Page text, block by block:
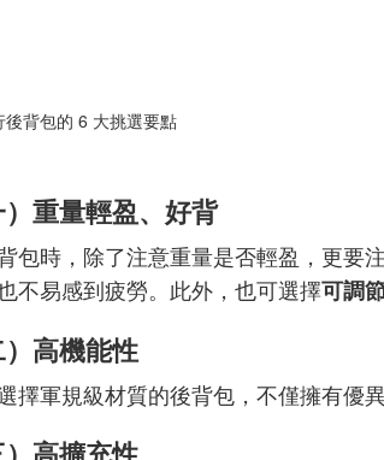
）重量輕盈、好背
包時，除了注意重量是否輕盈，更要
不易感到疲勞。此外，也可選擇可調
）高機能性
擇軍規級材質的後背包，不僅擁有優